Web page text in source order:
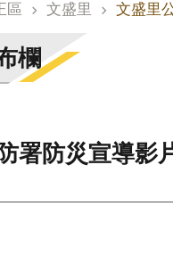
區 文盛里 文盛里
欄
署防災宣導影